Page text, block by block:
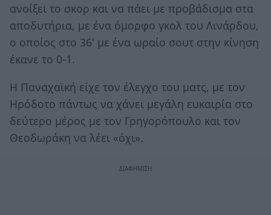
ανοίξει το σκορ και να πάει με προβάδισμα στα
αποδυτήρια, με ένα όμορφο γκολ του Λινάρδου,
ο οποίος στο 36' με ένα ωραίο σουτ στην κίνηση
έκανε το 0-1.
Η Παναχαϊκή είχε τον έλεγχο του ματς, με τον
Ηρόδοτο πάντως να χάνει μεγάλη ευκαιρία στο
δεύτερο μέρος με τον Γρηγορόπουλο και τον
Θεοδωράκη να λέει «όχι».